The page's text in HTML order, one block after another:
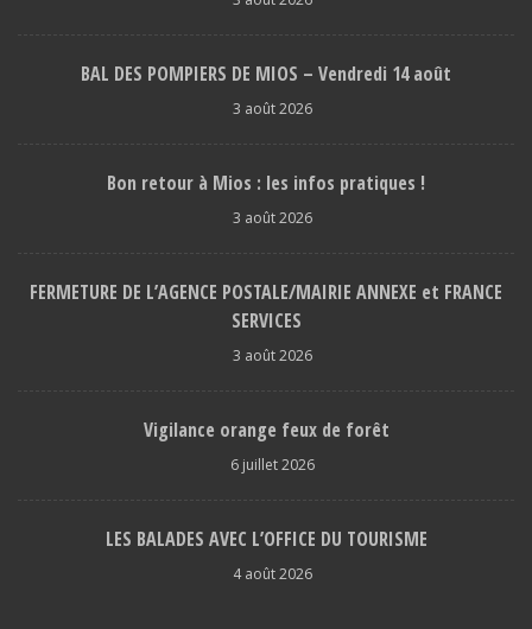
BAL DES POMPIERS DE MIOS – Vendredi 14 août
Bon retour à Mios : les infos pratiques !
FERMETURE DE L’AGENCE POSTALE/MAIRIE ANNEXE et FRANCE
SERVICES
Vigilance orange feux de forêt
6 juillet 2026
LES BALADES AVEC L’OFFICE DU TOURISME